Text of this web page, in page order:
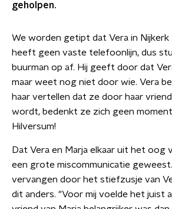
geholpen.
We worden getipt dat Vera in
heeft geen vaste telefoonlijn, dus
buurman op af. Hij geeft door dat
maar weet nog niet door wie. Vera
haar vertellen dat ze door haar
wordt, bedenkt ze zich geen
Hilversum!
Dat Vera en Marja elkaar uit het oog
een grote miscommunicatie
vervangen door het stiefzusje van
dit anders. "Voor mij voelde het juist